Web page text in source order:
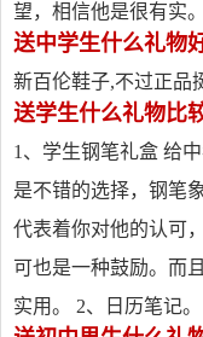
望，相信他是很有实。
送中学生什么礼物
新百伦鞋子,不过正品
送学生什么礼物比
1、学生钢笔礼盒 给
是不错的选择，钢笔
代表着你对他的认可
可也是一种鼓励。而
实用。 2、日历笔记。